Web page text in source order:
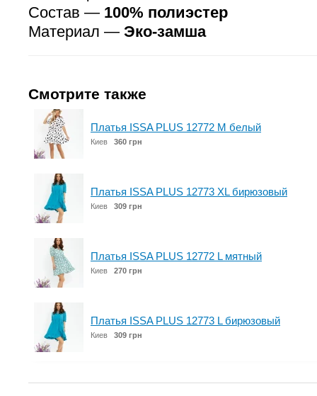
Состав — 100% полиэстер
Материал — Эко-замша
Смотрите также
Платья ISSA PLUS 12772 M белый
Киев 360 грн
Платья ISSA PLUS 12773 XL бирюзовый
Киев 309 грн
Платья ISSA PLUS 12772 L мятный
Киев 270 грн
Платья ISSA PLUS 12773 L бирюзовый
Киев 309 грн